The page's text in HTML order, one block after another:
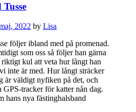
2022 by Lisa
följer ibland med på promenad.
som oss så följer han gärna
kul att veta hur långt han
inte är med. Hur långt sträcker
är väldigt nyfiken på det, och
GPS-tracker för katter nån dag.
hans nya fästinghalsband